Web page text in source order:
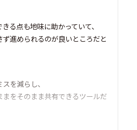
る点も地味に助かっていて、
進められるのが良いところだと
を減らし、
まをそのまま共有できるツールだ